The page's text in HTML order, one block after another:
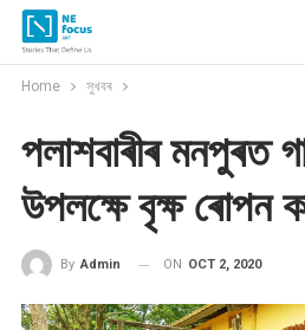
Home সুখবৰ
পলাশবাৰীৰ মনপুৰত
উপলক্ষে বৃক্ষ ৰোপন
By Admin ON OCT 2, 2020